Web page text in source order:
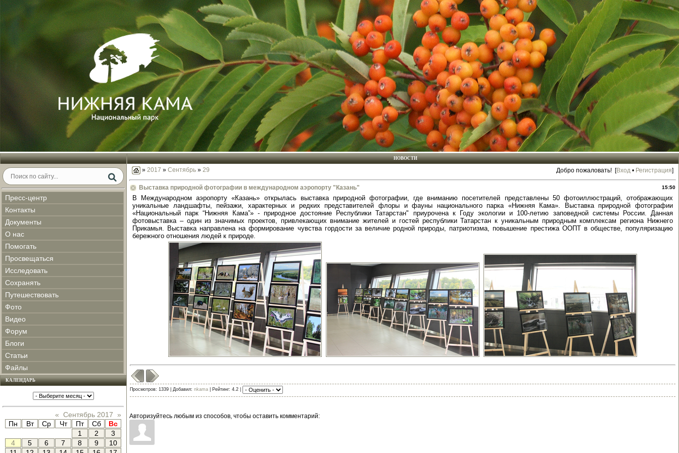
Пресс-центр
Контакты
Документы
О нас
Помогать
Просвещаться
Исследовать
Сохранять
Путешествовать
Фото
Видео
Форум
Блоги
Статьи
Файлы
КАЛЕНДАРЬ
« Сентябрь 2017 »
Пн
Вт Ср Чт Пт Сб
Вс
1
2
3
4
5 6 7 8 9
10
НОВОСТИ
» 2017 » Сентябрь » 29 Добро пожаловать! [Вход • Регистрация]
Выставка природной фотографии в международном аэропорту "Казань" 15:50
В Международном аэропорту «Казань» открылась выставка природной фотографии, где вниманию посетителей представлены 50 фотоиллюстраций, отображающих
уникальные ландшафты, пейзажи, характерных и редких представителей флоры и фауны национального парка «Нижняя Кама». Выставка природной фотографии
«Национальный парк “Нижняя Кама”» - природное достояние Республики Татарстан" приурочена к Году экологии и 100-летию заповедной системы России. Данная
фотовыставка – один из значимых проектов, привлекающих внимание жителей и гостей республики Татарстан к уникальным природным комплексам региона Нижнего
Прикамья. Выставка направлена на формирование чувства гордости за величие родной природы, патриотизма, повышение престижа ООПТ в обществе, популяризацию
бережного отношения людей к природе.
Просмотров: 1339 | Добавил: nkama | Рейтинг: 4.2 |
Авторизуйтесь любым из способов, чтобы оставить комментарий: